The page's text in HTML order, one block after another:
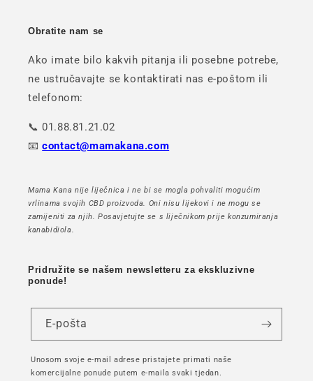
Obratite nam se
Ako imate bilo kakvih pitanja ili posebne potrebe,
ne ustručavajte se kontaktirati nas e-poštom ili
telefonom:
📞 01.88.81.21.02
📧contact@mamakana.com
Mama Kana nije liječnica i ne bi se mogla pohvaliti mogućim
vrlinama svojih CBD proizvoda. Oni nisu lijekovi i ne mogu se
zamijeniti za njih. Posavjetujte se s liječnikom prije konzumiranja
kanabidiola.
Pridružite se našem newsletteru za ekskluzivne
ponude!
E-pošta
Unosom svoje e-mail adrese pristajete primati naše
komercijalne ponude putem e-maila svaki tjedan.